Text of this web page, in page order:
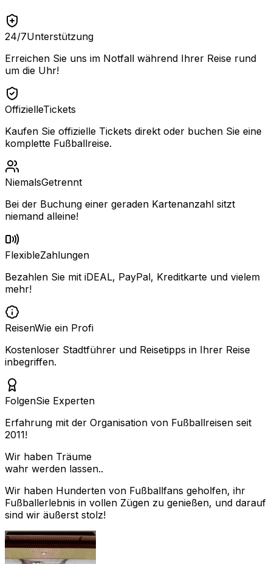
24/7Unterstützung
Erreichen Sie uns im Notfall während Ihrer Reise rund
um die Uhr!
OffizielleTickets
Kaufen Sie offizielle Tickets direkt oder buchen Sie eine
komplette Fußballreise.
NiemalsGetrennt
Bei der Buchung einer geraden Kartenanzahl sitzt
niemand alleine!
FlexibleZahlungen
Bezahlen Sie mit iDEAL, PayPal, Kreditkarte und vielem
mehr!
ReisenWie ein Profi
Kostenloser Stadtführer und Reisetipps in Ihrer Reise
inbegriffen.
FolgenSie Experten
Erfahrung mit der Organisation von Fußballreisen seit
2011!
Wir haben Träume
wahr werden lassen..
Wir haben Hunderten von Fußballfans geholfen, ihr
Fußballerlebnis in vollen Zügen zu genießen, und darauf
sind wir äußerst stolz!